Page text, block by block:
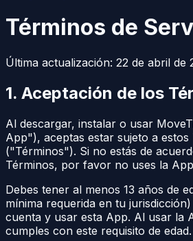
Términos de
Última actualización: 22 de abril de
1. Aceptación de los
Al descargar, instalar o usar
App"), aceptas estar sujeto a estos
("Términos"). Si no estás de
Términos, por favor no uses la
Debes tener al menos 13 años de
mínima requerida en tu
cuenta y usar esta App. Al usar la
cumples con este requisito de edad.